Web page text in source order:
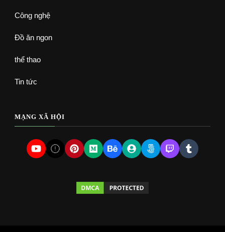
Công nghệ
Đồ ăn ngon
thể thao
Tin tức
MẠNG XÃ HỘI